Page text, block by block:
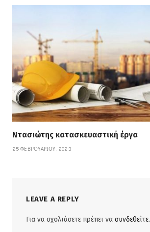
Ντασιώτης κατασκευαστική έργα
25 ΦΕΒΡΟΥΑΡΊΟΥ, 2023
LEAVE A REPLY
Για να σχολιάσετε πρέπει να συνδεθείτε.